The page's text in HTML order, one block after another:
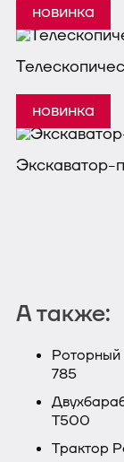
Экскаватор-
А также:
Роторный
785
Т500
Трактор